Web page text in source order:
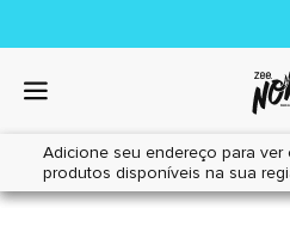
Adicione seu endereço para ver
produtos disponíveis na sua
Home|Cães|Brinquedos